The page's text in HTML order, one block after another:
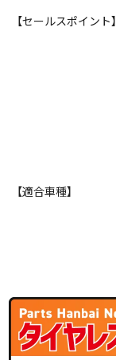
【セールスポイント】
【適合車種】